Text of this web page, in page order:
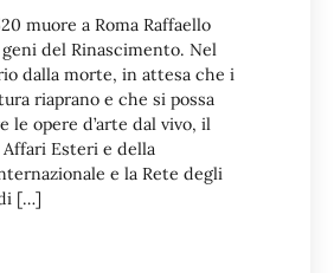
muore a Roma Raffaello
del Rinascimento. Nel
dalla morte, in attesa che i
riaprano e che si possa
le opere d’arte dal vivo, il
Esteri e della
e la Rete degli
[…]